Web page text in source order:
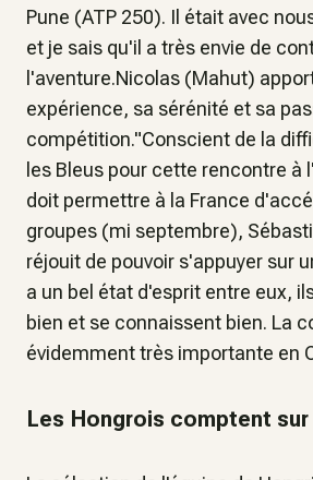
Pune (ATP 250). Il était avec
et je sais qu'il a très envie de
l'aventure.Nicolas (Mahut)
expérience, sa sérénité et sa
compétition."Conscient de la
les Bleus pour cette rencontre à
doit permettre à la France
groupes (mi septembre),
réjouit de pouvoir s'appuyer sur
a un bel état d'esprit entre eux,
bien et se connaissent bien. La
évidemment très importante en
Les Hongrois comptent